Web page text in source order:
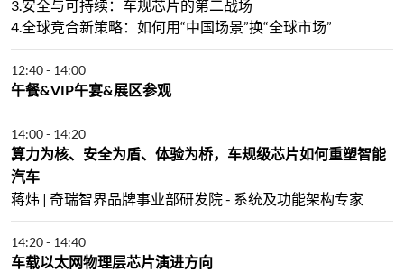
3.安全与可持续：车规芯片的第二战场
4.全球竞合新策略：如何用“中国场景”换“全球市场”
12:40- 14:00
午餐&VIP午宴&展区参观
14:00- 14:20
算力为核、安全为盾、体验为桥，车规级芯片如何重塑智能
汽车
蒋炜 | 奇瑞智界品牌事业部研发院 - 系统及功能架构专家
14:20- 14:40
车载以太网物理层芯片演进方向